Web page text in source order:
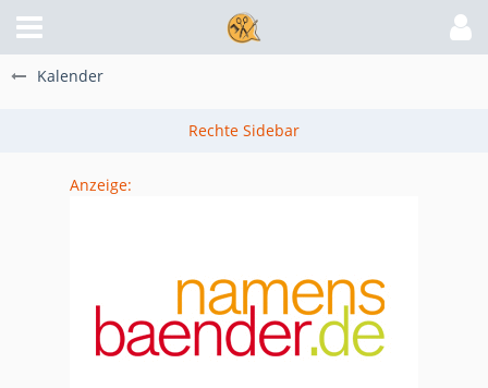
Kalender
Anzeige: